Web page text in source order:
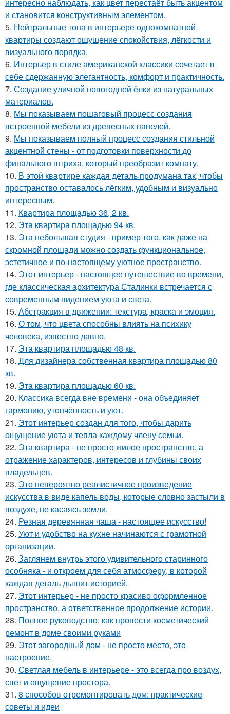
интересно наблюдать, как цвет перестаёт быть акцентом
и становится конструктивным элементом.
5. Нейтральные тона в интерьере однокомнатной
квартиры создают ощущение спокойствия, лёгкости и
визуального порядка.
6. Интерьер в стиле американской классики сочетает в
себе сдержанную элегантность, комфорт и практичность.
7. Создание уличной новогодней ёлки из натуральных
материалов.
8. Мы показываем пошаговый процесс создания
встроенной мебели из древесных панелей.
9. Мы показываем полный процесс создания стильной
акцентной стены - от подготовки поверхности до
финального штриха, который преобразит комнату.
10. В этой квартире каждая деталь продумана так, чтобы
пространство оставалось лёгким, удобным и визуально
интересным.
11. Квартира площадью 36, 2 кв.
12. Эта квартира площадью 94 кв.
13. Эта небольшая студия - пример того, как даже на
скромной площади можно создать функциональное,
эстетичное и по-настоящему уютное пространство.
14. Этот интерьер - настоящее путешествие во времени,
где классическая архитектура Сталинки встречается с
современным видением уюта и света.
15. Абстракция в движении: текстура, краска и эмоция.
16. О том, что цвета способны влиять на психику
человека, известно давно.
17. Эта квартира площадью 48 кв.
18. Для дизайнера собственная квартира площадью 80
кв.
19. Эта квартира площадью 60 кв.
20. Классика всегда вне времени - она объединяет
гармонию, утончённость и уют.
21. Этот интерьер создан для того, чтобы дарить
ощущение уюта и тепла каждому члену семьи.
22. Эта квартира - не просто жилое пространство, а
отражение характеров, интересов и глубины своих
владельцев.
23. Это невероятно реалистичное произведение
искусства в виде капель воды, которые словно застыли в
воздухе, не касаясь земли.
24. Резная деревянная чаша - настоящее искусство!
25. Уют и удобство на кухне начинаются с грамотной
организации.
26. Заглянем внутрь этого удивительного старинного
особняка - и откроем для себя атмосферу, в которой
каждая деталь дышит историей.
27. Этот интерьер - не просто красиво оформленное
пространство, а ответственное продолжение истории.
28. Полное руководство: как провести косметический
ремонт в доме своими руками
29. Этот загородный дом - не просто место, это
настроение.
30. Светлая мебель в интерьере - это всегда про воздух,
свет и ощущение простора.
31. 8 способов отремонтировать дом: практические
советы и идеи